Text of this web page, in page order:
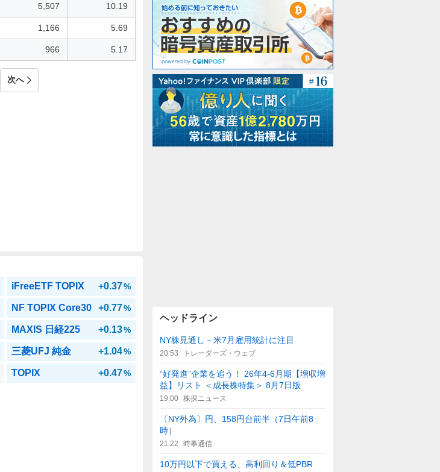
5,507 10.19
1,166 5.69
966 5.17
次へ
iFreeETF TOPIX +0.37%
NF TOPIX Core30 +0.77%
MAXIS 日経225 +0.13%
三菱UFJ 純金 +1.04%
TOPIX +0.47%
ヘッドライン
NY株見通し－米7月雇用統計に注目
20:53 トレーダーズ・ウェブ
“好発進”企業を追う！ 26年4-6月期【増収増
益】リスト ＜成長株特集＞ 8月7日版
19:00 株探ニュース
〔NY外為〕円、158円台前半（7日午前8
時）
21:22 時事通信
10万円以下で買える、高利回り＆低PBR